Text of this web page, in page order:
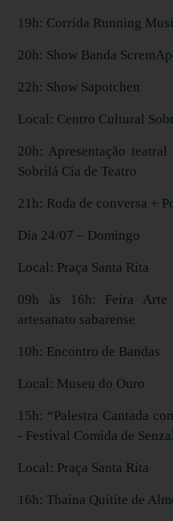
19h: Corrida Running
20h: Show Banda
22h: Show Sapotchen
Local: Centro Cultural
20h: Apresentação
Sobrilá Cia de Teatro
21h: Roda de conversa +
Dia 24/07 – Domingo
Local: Praça Santa Rita
09h às 16h: Feira
artesanato sabarense
10h: Encontro de Bandas
Local: Museu do Ouro
15h: “Palestra Cantada
- Festival Comida de
Local: Praça Santa Rita
16h: Thaina Quitite de